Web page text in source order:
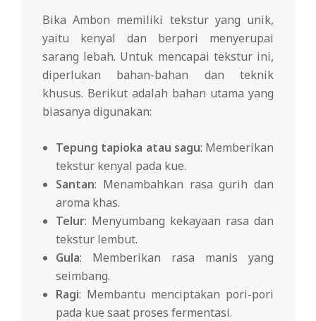
Bika Ambon memiliki tekstur yang unik,
yaitu kenyal dan berpori menyerupai
sarang lebah. Untuk mencapai tekstur ini,
diperlukan bahan-bahan dan teknik
khusus. Berikut adalah bahan utama yang
biasanya digunakan:
Tepung tapioka atau sagu: Memberikan
tekstur kenyal pada kue.
Santan: Menambahkan rasa gurih dan
aroma khas.
Telur: Menyumbang kekayaan rasa dan
tekstur lembut.
Gula: Memberikan rasa manis yang
seimbang.
Ragi: Membantu menciptakan pori-pori
pada kue saat proses fermentasi.